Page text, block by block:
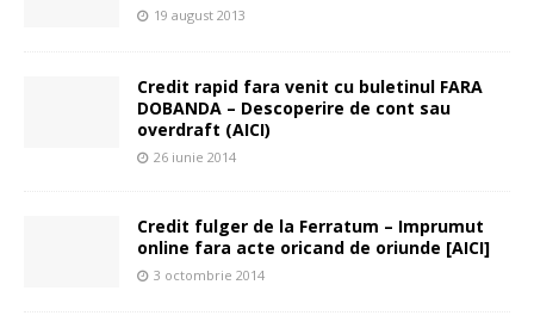
19 august 2013
Credit rapid fara venit cu buletinul FARA
DOBANDA – Descoperire de cont sau
overdraft (AICI)
26 iunie 2014
Credit fulger de la Ferratum – Imprumut
online fara acte oricand de oriunde [AICI]
3 octombrie 2014